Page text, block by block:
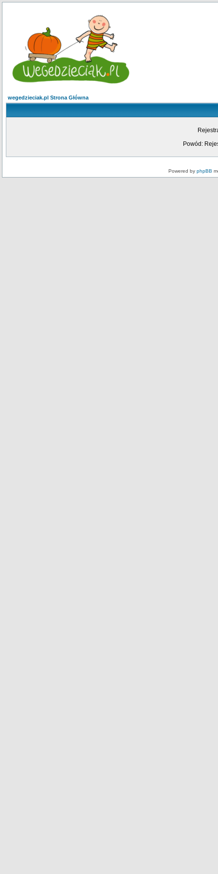
wegedzieciak.pl Strona Główna
Powód:
Powered by phpBB